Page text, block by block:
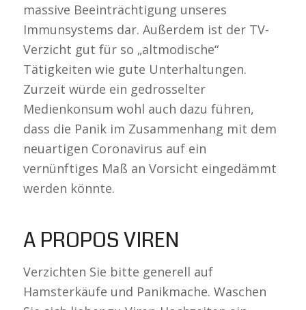
massive Beeinträchtigung unseres
Immunsystems dar. Außerdem ist der TV-
Verzicht gut für so „altmodische“
Tätigkeiten wie gute Unterhaltungen.
Zurzeit würde ein gedrosselter
Medienkonsum wohl auch dazu führen,
dass die Panik im Zusammenhang mit dem
neuartigen Coronavirus auf ein
vernünftiges Maß an Vorsicht eingedämmt
werden könnte.
A PROPOS VIREN
Verzichten Sie bitte generell auf
Hamsterkäufe und Panikmache. Waschen